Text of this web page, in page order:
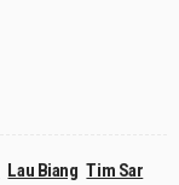
Lau Biang Tim Sar